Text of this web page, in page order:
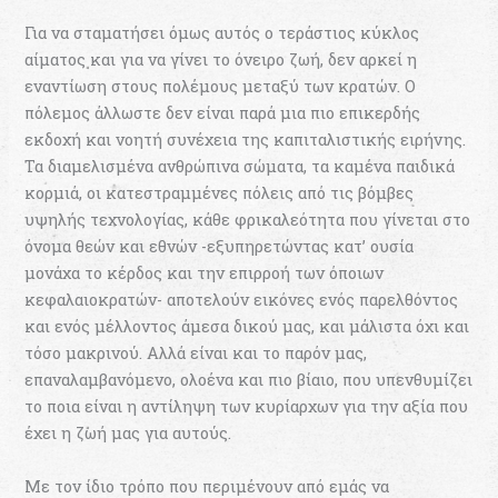
Για να σταματήσει όμως αυτός ο τεράστιος κύκλος
αίματος και για να γίνει το όνειρο ζωή, δεν αρκεί η
εναντίωση στους πολέμους μεταξύ των κρατών. Ο
πόλεμος άλλωστε δεν είναι παρά μια πιο επικερδής
εκδοχή και νοητή συνέχεια της καπιταλιστικής ειρήνης.
Τα διαμελισμένα ανθρώπινα σώματα, τα καμένα παιδικά
κορμιά, οι κατεστραμμένες πόλεις από τις βόμβες
υψηλής τεχνολογίας, κάθε φρικαλεότητα που γίνεται στο
όνομα θεών και εθνών -εξυπηρετώντας κατ’ ουσία
μονάχα το κέρδος και την επιρροή των όποιων
κεφαλαιοκρατών- αποτελούν εικόνες ενός παρελθόντος
και ενός μέλλοντος άμεσα δικού μας, και μάλιστα όχι και
τόσο μακρινού. Αλλά είναι και το παρόν μας,
επαναλαμβανόμενο, ολοένα και πιο βίαιο, που υπενθυμίζει
το ποια είναι η αντίληψη των κυρίαρχων για την αξία που
έχει η ζωή μας για αυτούς.
Με τον ίδιο τρόπο που περιμένουν από εμάς να